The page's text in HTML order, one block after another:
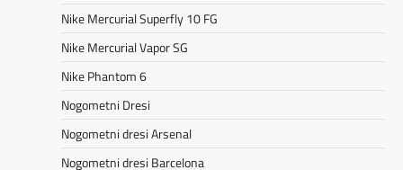
Nike Mercurial Superfly 10 FG
Nike Mercurial Vapor SG
Nike Phantom 6
Nogometni Dresi
Nogometni dresi Arsenal
Nogometni dresi Barcelona